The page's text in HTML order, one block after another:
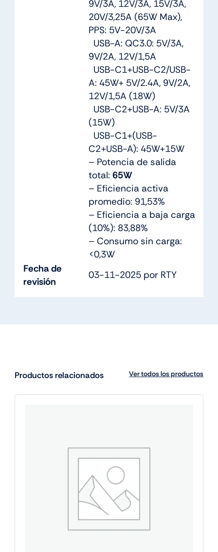
9V/3A, 12V/3A, 15V/3A,
20V/3,25A (65W Max),
PPS: 5V-20V/3A
USB-A: QC3.0: 5V/3A,
9V/2A, 12V/1,5A
USB-C1+USB-C2/USB-
A: 45W+ 5V/2.4A, 9V/2A,
12V/1,5A (18W)
USB-C2+USB-A: 5V/3A
(15W)
USB-C1+(USB-
C2+USB-A): 45W+15W
– Potencia de salida
total: 65W
– Eficiencia activa
promedio: 91,53%
– Eficiencia a baja carga
(10%): 83,88%
– Consumo sin carga:
<0,3W
Fecha de
revisión
03-11-2025 por RTY
Productos relacionados Ver todos los productos